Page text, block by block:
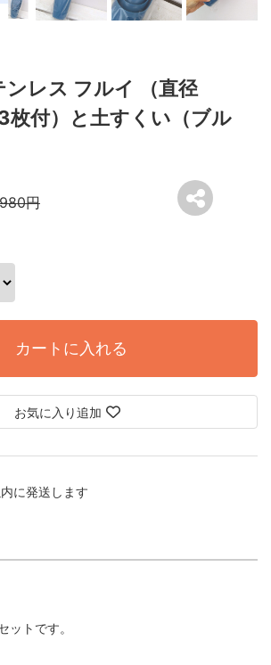
レス フルイ （直径
枚付）と土すくい（ブル
円
カートに入れる
お気に入り追加
に発送します
ットです。